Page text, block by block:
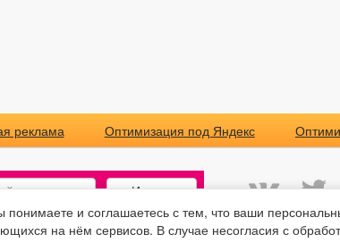
реклама Оптимизация под Яндекс
и соглашаетесь с тем, что ваши
на нём сервисов. В случае несогласия с